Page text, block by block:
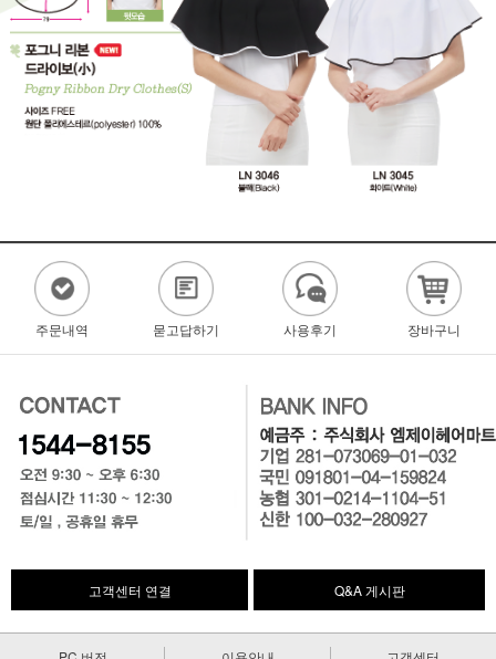
주문내역 묻고답하기 사용후기 장바구니
고객센터 연결 Q&A 게시판